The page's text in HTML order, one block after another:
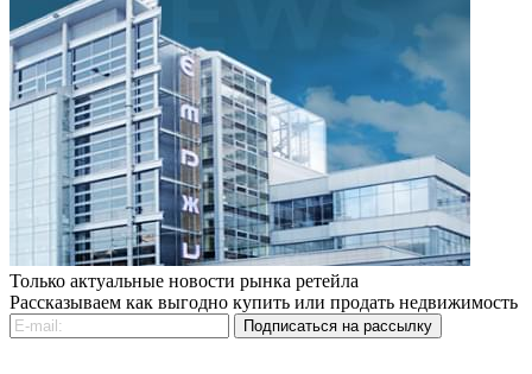
Только актуальные новости рынка ретейла
Рассказываем как выгодно купить или продать недвижимость